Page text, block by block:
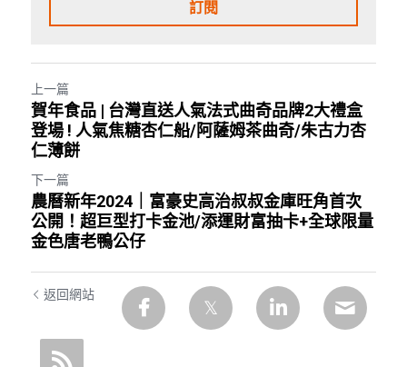
訂閱
上一篇
賀年食品 | 台灣直送人氣法式曲奇品牌2大禮盒
登場 ! 人氣焦糖杏仁船/阿薩姆茶曲奇/朱古力杏
仁薄餅
下一篇
農曆新年2024｜富豪史高治叔叔金庫旺角首次
公開！超巨型打卡金池/添運財富抽卡+全球限量
金色唐老鴨公仔
返回網站